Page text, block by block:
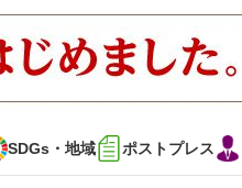
SDGs・地域 ポストプレス